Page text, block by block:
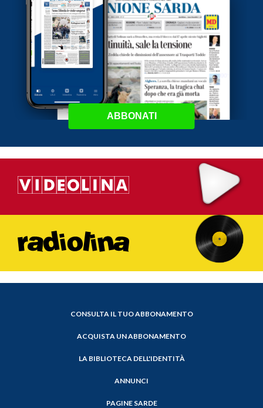
ABBONATI
CONSULTA IL TUO ABBONAMENTO
ACQUISTA UN ABBONAMENTO
LA BIBLIOTECA DELL'IDENTITÀ
ANNUNCI
PAGINE SARDE